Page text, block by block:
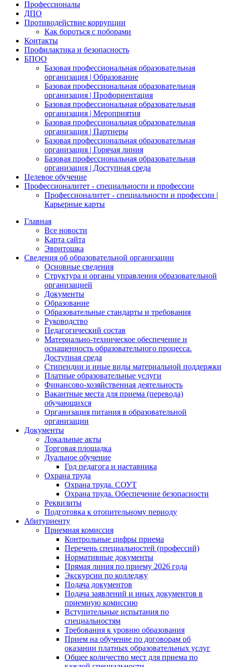
Профессионалы
ДПО
Противодействие коррупции
Как бороться с поборами
Контакты
Профилактика и безопасность
БПОО
Базовая профессиональная образовательная
организация | Образование
Базовая профессиональная образовательная
организация | Профориентация
Базовая профессиональная образовательная
организация | Мероприятия
Базовая профессиональная образовательная
организация | Партнеры
Базовая профессиональная образовательная
организация | Горячая линия
Базовая профессиональная образовательная
организация | Доступная среда
Целевое обучение
Профессионалитет - специальности и профессии
Профессионалитет - специальности и профессии |
Карьерные карты
Главная
Все новости
Карта сайта
Эвритошка
Сведения об образовательной организации
Основные сведения
Структура и органы управления образовательной
организацией
Документы
Образование
Образовательные стандарты и требования
Руководство
Педагогический состав
Материально-техническое обеспечение и
оснащенность образовательного процесса.
Доступная среда
Стипендии и иные виды материальной поддержки
Платные образовательные услуги
Финансово-хозяйственная деятельность
Вакантные места для приема (перевода)
обучающихся
Организация питания в образовательной
организации
Документы
Локальные акты
Торговая площадка
Дуальное обучение
Год педагога и наставника
Охрана труда
Охрана труда. СОУТ
Охрана труда. Обеспечение безопасности
Реквизиты
Подготовка к отопительному периоду
Абитуриенту
Приемная комиссия
Контрольные цифры приема
Перечень специальностей (профессий)
Нормативные документы
Прямая линия по приему 2026 года
Экскурсии по колледжу
Подача документов
Подача заявлений и иных документов в
приемную комиссию
Вступительные испытания по
специальностям
Требования к уровню образования
Прием на обучение по договорам об
оказании платных образовательных услуг
Общее количество мест для приема по